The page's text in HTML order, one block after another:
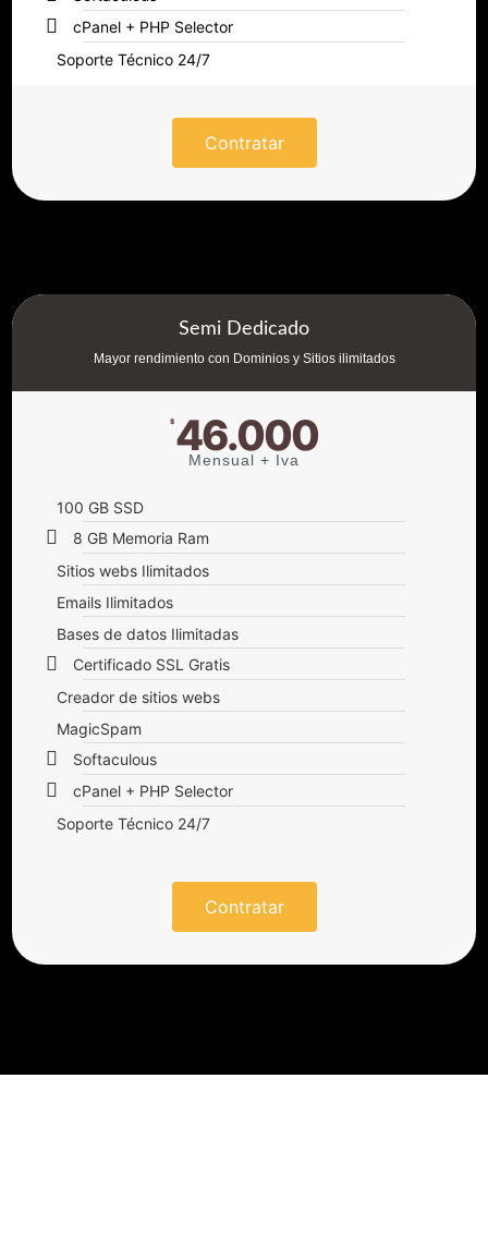
cPanel + PHP Selector
Soporte Técnico 24/7
Contratar
Semi Dedicado
Mayor rendimiento con Dominios y Sitios ilimitados
$ 46.000
Mensual + Iva
100 GB SSD
8 GB Memoria Ram
Sitios webs Ilimitados
Emails Ilimitados
Bases de datos Ilimitadas
Certificado SSL Gratis
Creador de sitios webs
MagicSpam
Softaculous
cPanel + PHP Selector
Soporte Técnico 24/7
Contratar